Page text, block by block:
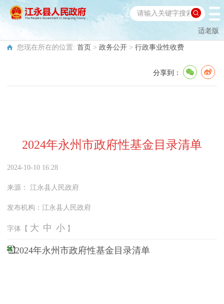
适老版
您现在所在的位置: 首页 > 政务公开 > 行政事业性收费
分享到：
2024年永州市政府性基金目录清单
2024-10-10 16:28
来源： 江永县人民政府
发布机构： 江永县人民政府
字体【 大 中 小 】
2024年永州市政府性基金目录清单